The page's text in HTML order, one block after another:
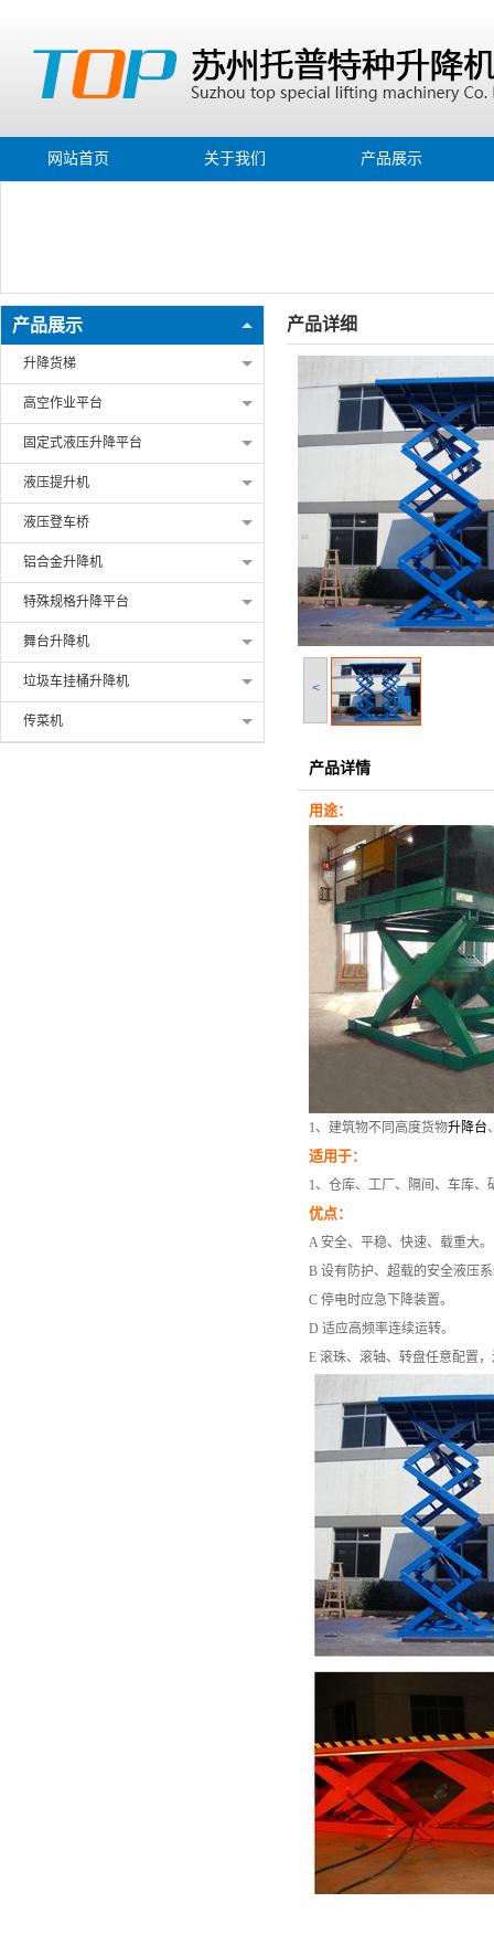
网站首页 关于我们 产品展示
产品展示
升降货梯
高空作业平台
固定式液压升降平台
液压提升机
液压登车桥
铝合金升降机
特殊规格升降平台
舞台升降机
垃圾车挂桶升降机
传菜机
产品详细
<
产品详情
用途：
1、建筑物不同高度货物升降台
适用于：
1、仓库、工厂、隔间、车库
优点：
A 安全、平稳、快速、载重大。
B 设有防护、超载的安全液压
C 停电时应急下降装置。
D 适应高频率连续运转。
E 滚珠、滚轴、转盘任意配置